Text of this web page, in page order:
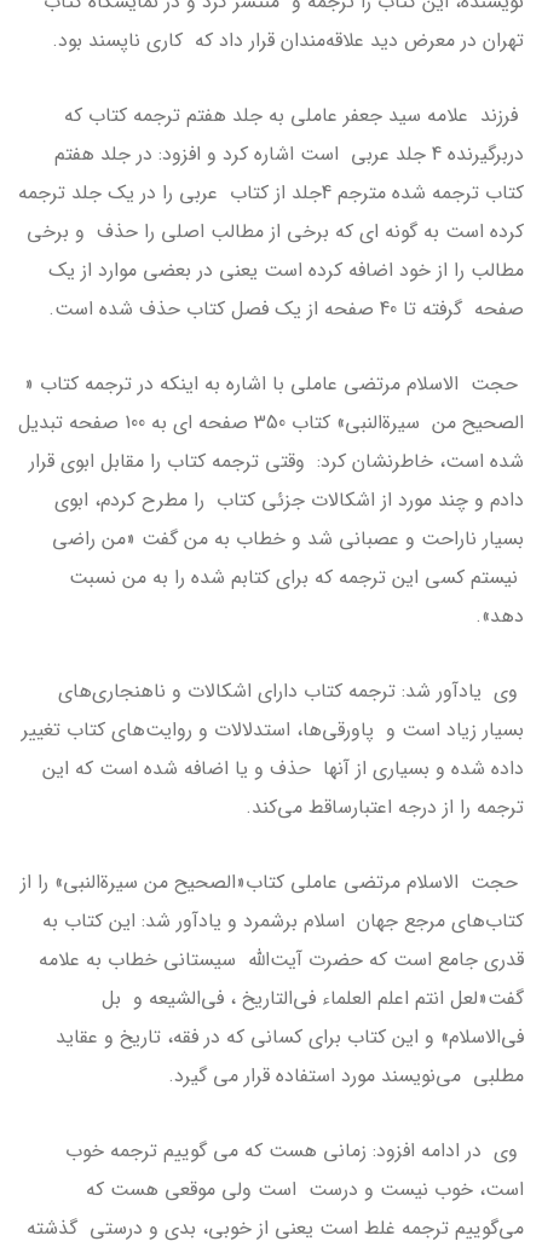
تهران در معرض دید علاقه‌مندان قرار داد که کاری ناپسند بود.
فرزند علامه سید جعفر عاملی به جلد هفتم ترجمه کتاب که
دربرگیرنده 4 جلد عربی است اشاره کرد و افزود: در جلد هفتم
کتاب ترجمه شده مترجم 4جلد از کتاب عربی را در یک جلد ترجمه
کرده است به گونه ای که برخی از مطالب اصلی را حذف و برخی
مطالب را از خود اضافه کرده است یعنی در بعضی موارد از یک
صفحه گرفته تا 40 صفحه از یک فصل کتاب حذف شده است.
حجت الاسلام مرتضی عاملی با اشاره به اینکه در ترجمه کتاب «
الصحیح من سیرة‌النبی» کتاب 350 صفحه ای به 100 صفحه تبدیل
شده است، خاطرنشان کرد: وقتی ترجمه کتاب را مقابل ابوی قرار
دادم و چند مورد از اشکالات جزئی کتاب را مطرح کردم، ابوی
بسیار ناراحت و عصبانی شد و خطاب به من گفت «من راضی
نیستم کسی این ترجمه که برای کتابم شده را به من نسبت
دهد».
وی یادآور شد: ترجمه کتاب دارای اشکالات و ناهنجاری‌های
بسیار زیاد است و پاورقی‌ها، استدلالات و روایت‌های کتاب تغییر
داده شده و بسیاری از آنها حذف و یا اضافه شده است که این
ترجمه را از درجه اعتبارساقط می‌کند.
حجت الاسلام مرتضی عاملی کتاب«الصحیح من سیرة‌النبی» را از
کتاب‌های مرجع جهان اسلام برشمرد و یادآور شد: این کتاب به
قدری جامع است که حضرت آیت‌الله سیستانی خطاب به علامه
گفت«لعل انتم اعلم العلماء فی‌التاریخ ، فی‌الشیعه و بل
فی‌الاسلام» و این کتاب برای کسانی که در فقه، تاریخ و عقاید
مطلبی می‌نویسند مورد استفاده قرار می گیرد.
وی در ادامه افزود: زمانی هست که می گوییم ترجمه خوب
است، خوب نیست و درست است ولی موقعی هست که
می‌گوییم ترجمه غلط است یعنی از خوبی، بدی و درستی گذشته